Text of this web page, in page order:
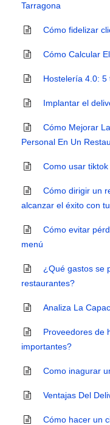
Tarragona
Cómo fidelizar
Cómo Calcular
Hostelería 4.0: 5
Implantar el
Cómo Mejorar
Personal En Un
Como usar
Cómo dirigir un
alcanzar el éxito con
Cómo evitar
menú
¿Qué gastos se
restaurantes?
Analiza La
Proveedores de
importantes?
Como inagurar
Ventajas Del
Cómo hacer un